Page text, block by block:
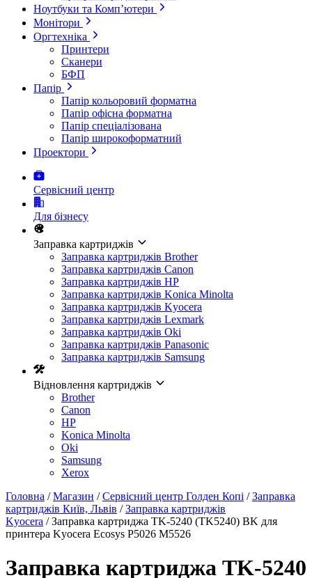
Ноутбуки та Комп’ютери
Монітори
Оргтехніка
Принтери
Сканери
БФП
Папір
Папір кольоровий форматна
Папір офісна форматна
Папір спеціалізована
Папір широкоформатний
Проектори
Сервісний центр
Для бізнесу
Заправка картриджів
Заправка картриджів Brother
Заправка картриджів Canon
Заправка картриджів HP
Заправка картриджів Konica Minolta
Заправка картриджів Kyocera
Заправка картриджів Lexmark
Заправка картриджів Oki
Заправка картриджів Panasonic
Заправка картриджів Samsung
Відновлення картриджів
Brother
Canon
HP
Konica Minolta
Oki
Samsung
Xerox
Головна /Магазин /Сервісний центр Голден Копі /Заправка
картриджів Київ, Львів /Заправка картриджів
Kyocera / Заправка картриджа TK-5240 (TK5240) BK для
принтера Kyocera Ecosys P5026 M5526
Заправка картриджа TK-5240